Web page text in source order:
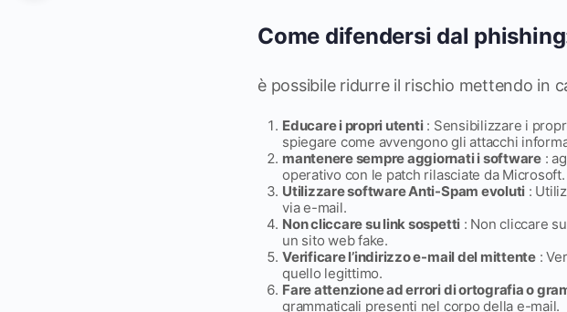
Come difendersi dal
è possibile ridurre il rischio mettendo in
Educare i propri utenti: Sensibilizzare i
spiegare come avvengono gli attacchi
mantenere sempre aggiornati i software:
operativo con le patch rilasciate da Microsoft.
Utilizzare software Anti-Spam evoluti :
via e-mail.
Non cliccare su link sospetti : Non cliccare
un sito web fake.
Verificare l’indirizzo e-mail del mittente:
quello legittimo.
Fare attenzione ad errori di ortografia o
grammaticali presenti nel corpo della e-mail.